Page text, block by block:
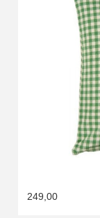
249,00